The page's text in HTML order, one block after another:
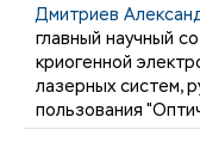
Дмитриев
главный научный
криогенной
лазерных систем,
пользования